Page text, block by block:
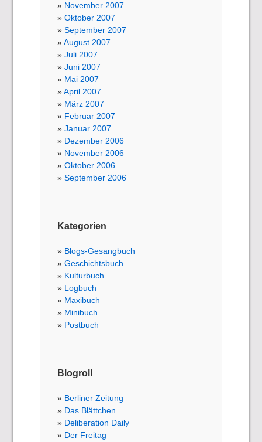
November 2007
Oktober 2007
September 2007
August 2007
Juli 2007
Juni 2007
Mai 2007
April 2007
März 2007
Februar 2007
Januar 2007
Dezember 2006
November 2006
Oktober 2006
September 2006
Kategorien
Blogs-Gesangbuch
Geschichtsbuch
Kulturbuch
Logbuch
Maxibuch
Minibuch
Postbuch
Blogroll
Berliner Zeitung
Das Blättchen
Deliberation Daily
Der Freitag